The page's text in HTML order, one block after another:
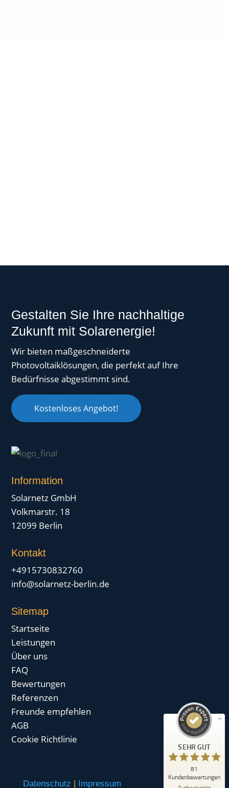
Gestalten Sie Ihre nachhaltige
Zukunft mit Solarenergie!
Wir bieten maßgeschneiderte
Photovoltaiklösungen, die perfekt auf Ihre
Bedürfnisse abgestimmt sind.
Kostenloses Angebot!
Information
Solarnetz GmbH
Volkmarstr. 18
12099 Berlin
Kontakt
+4915730832760
info@solarnetz-berlin.de
Sitemap
Startseite
Leistungen
Über uns
FAQ
Bewertungen
Referenzen
Freunde empfehlen
AGB
Cookie Richtlinie
Datenschutz | Impressum
SEHR GUT
81
Kundenbewertungen
ProvenExpert.com
14
Bewertungen auf
ProvenExpert.com
Blick aufs ProvenExpert-Profil werfen
17.07.2026